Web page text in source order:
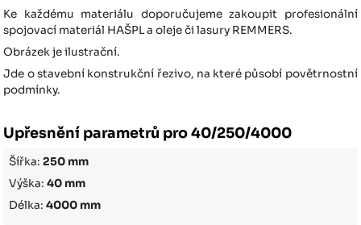
Ke každému materiálu doporučujeme zakoupit profesionální
spojovací materiál HAŠPL a oleje či lasury REMMERS.
Obrázek je ilustrační.
Jde o stavební konstrukční řezivo, na které působí povětrnostní
podmínky.
Upřesnění parametrů pro 40/250/4000
Šířka:250 mm
Výška:40 mm
Délka:4000 mm